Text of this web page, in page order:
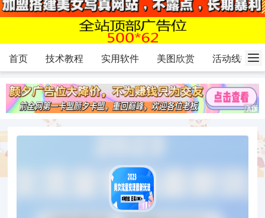
首页 技术教程 实用软件 美图欣赏 活动线报